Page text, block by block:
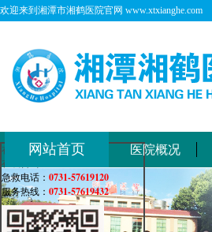
欢迎来到湘潭市湘鹤医院官网 www.xtxianghe.com
网站首页 医院概况
在线客服
在线咨询：
急救电话： 0731-57619120
服务热线： 0731-57619432